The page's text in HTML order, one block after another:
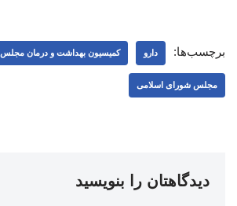
برچسب‌ها: دارو کمیسیون بهداشت و درمان مجلس
مجلس شورای اسلامی
دیدگاهتان را بنویسید